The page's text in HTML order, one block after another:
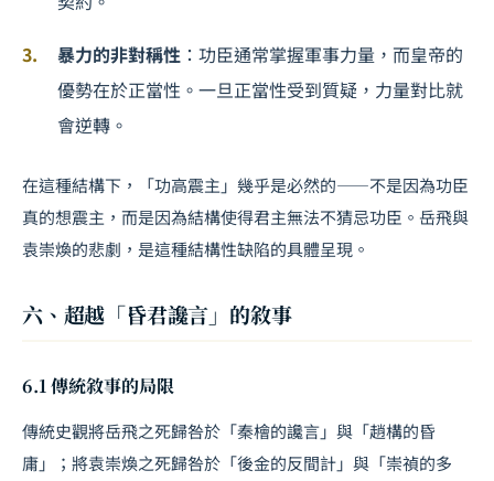
暴力的非對稱性 ：功臣通常掌握軍事力量，而皇帝的
優勢在於正當性。一旦正當性受到質疑，力量對比就
會逆轉。
在這種結構下，「功高震主」幾乎是必然的——不是因為功臣
真的想震主，而是因為結構使得君主無法不猜忌功臣。岳飛與
袁崇煥的悲劇，是這種結構性缺陷的具體呈現。
六、超越「昏君讒言」的敘事
6.1 傳統敘事的局限
傳統史觀將岳飛之死歸咎於「秦檜的讒言」與「趙構的昏
庸」；將袁崇煥之死歸咎於「後金的反間計」與「崇禎的多